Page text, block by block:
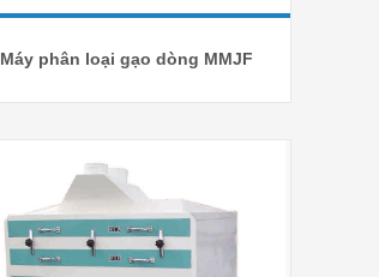
Máy phân loại gạo dòng MMJF